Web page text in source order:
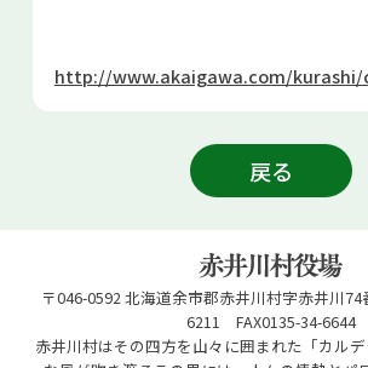
http://www.akaigawa.com/
戻る
〒046-0592 北海道余市郡赤井川村字赤井川
6211 FAX0135-34-6644
赤井川村はその四方を山々に囲まれた「カル